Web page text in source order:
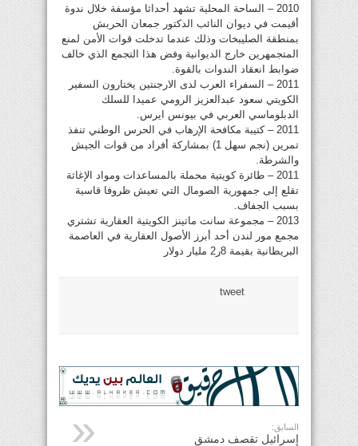
2010 – الساحة المحلية تشهد أحداثا مؤسفة خلال ندوة
أقيمت في ديوان النائب الدكتور جمعان الحربش
بمنطقة الصليبخات وذلك عندما تدخلت قوات الأمن لمنع
المتجمهرين خارج الديوانية وفض هذا التجمع الذي خالف
ضوابط انعقاد الندوات بالقوة.
2011 – السفراء العرب لدى الارجنتين يختارون السفير
الكويتي سعود عبدالعزيز الرومي عميدا للسلك
الدبلوماسي العربي في بيونس ايرس.
2011 – كتيبة مكافحة الإرهاب في الحرس الوطني تنفذ
تمرين (نجم سهل 1) بمشاركة أفراد من قوات الجيش
والشرطة.
2011 – طائرة كويتية محملة بالمساعدات ومواد الإغاثة
تقلع إلى جمهورية الصومال التي تعيش ظروفا قاسية
بسبب الجفاف.
2013 – مجموعة سانت ماتينز الكويتية العقارية تشتري
مجمع مور لندن أحد أبرز الأصول العقارية في العاصمة
البريطانية بقيمة 8ر2 مليار دولار
tweet
السابق:
إسرائيل تقصف دمشق